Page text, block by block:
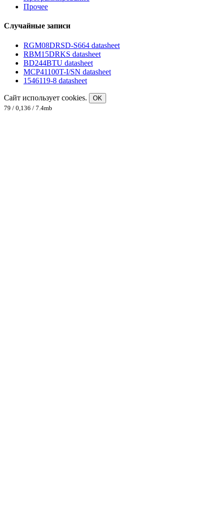
Прочее
Случайные записи
RGM08DRSD-S664 datasheet
RBM15DRKS datasheet
BD244BTU datasheet
MCP41100T-I/SN datasheet
1546119-8 datasheet
Сайт использует cookies.
OK
79 / 0,136 / 7.4mb